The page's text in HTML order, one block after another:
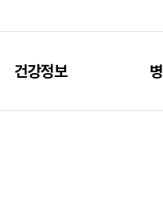
건강정보